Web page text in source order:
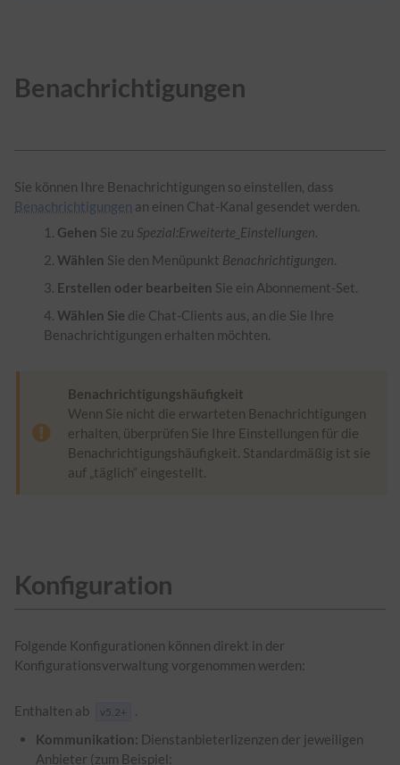
Benachrichtigungen
Sie können Ihre Benachrichtigungen so einstellen, dass
Benachrichtigungen an einen Chat-Kanal gesendet werden.
Gehen Sie zu Spezial:Erweiterte_Einstellungen.
Wählen Sie den Menüpunkt Benachrichtigungen.
Erstellen oder bearbeiten Sie ein Abonnement-Set.
Wählen Sie die Chat-Clients aus, an die Sie Ihre
Benachrichtigungen erhalten möchten.
Benachrichtigungshäufigkeit
Wenn Sie nicht die erwarteten Benachrichtigungen
erhalten, überprüfen Sie Ihre Einstellungen für die
Benachrichtigungshäufigkeit. Standardmäßig ist sie
auf „täglich“ eingestellt.
Konfiguration
Folgende Konfigurationen können direkt in der
Konfigurationsverwaltung vorgenommen werden:
Enthalten ab v5.2+
.
Kommunikation: Dienstanbieterlizenzen der jeweiligen
Anbieter (zum Beispiel: